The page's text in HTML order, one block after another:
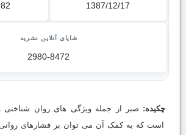
1387/12/17
شاپای آنلاین نشریه
2980-8472
چکیده: صبر از جمله ویژگی های روان شناختی
است که به کمک آن می توان بر فشارهای روانی